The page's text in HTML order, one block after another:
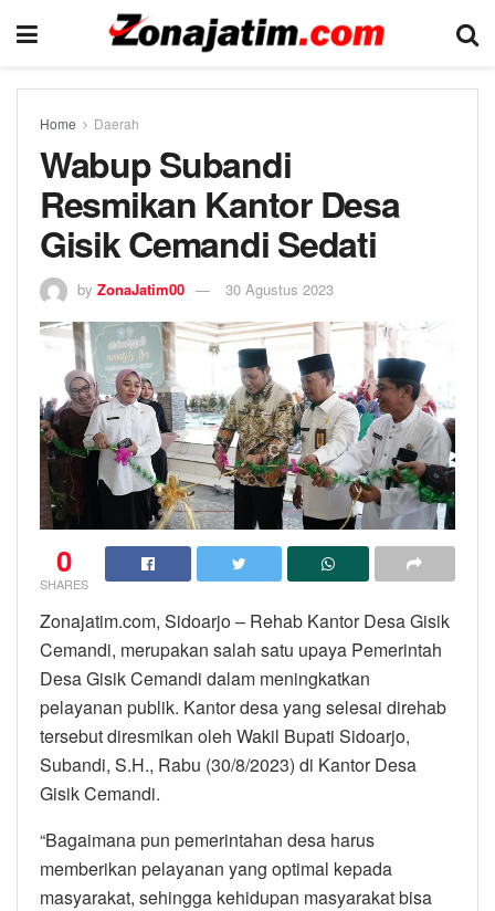
Home Daerah
Wabup Subandi
Resmikan Kantor Desa
Gisik Cemandi Sedati
by ZonaJatim00 30 Agustus 2023
0
SHARES
Zonajatim.com, Sidoarjo – Rehab Kantor Desa Gisik
Cemandi, merupakan salah satu upaya Pemerintah
Desa Gisik Cemandi dalam meningkatkan
pelayanan publik. Kantor desa yang selesai direhab
tersebut diresmikan oleh Wakil Bupati Sidoarjo,
Subandi, S.H., Rabu (30/8/2023) di Kantor Desa
Gisik Cemandi.
“Bagaimana pun pemerintahan desa harus
memberikan pelayanan yang optimal kepada
masyarakat, sehingga kehidupan masyarakat bisa